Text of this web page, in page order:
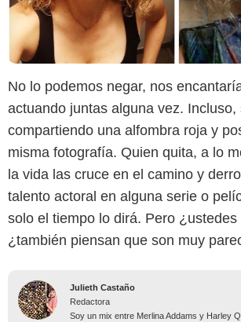
No lo podemos negar, nos
actuando juntas alguna vez. Incluso,
compartiendo una alfombra roja y
misma fotografía. Quien quita, a lo
la vida las cruce en el camino y
talento actoral en alguna serie o
solo el tiempo lo dirá. Pero
¿también piensan que son muy
Julieth Castaño
Redactora
Soy un mix entre Merlina Addams y Harley